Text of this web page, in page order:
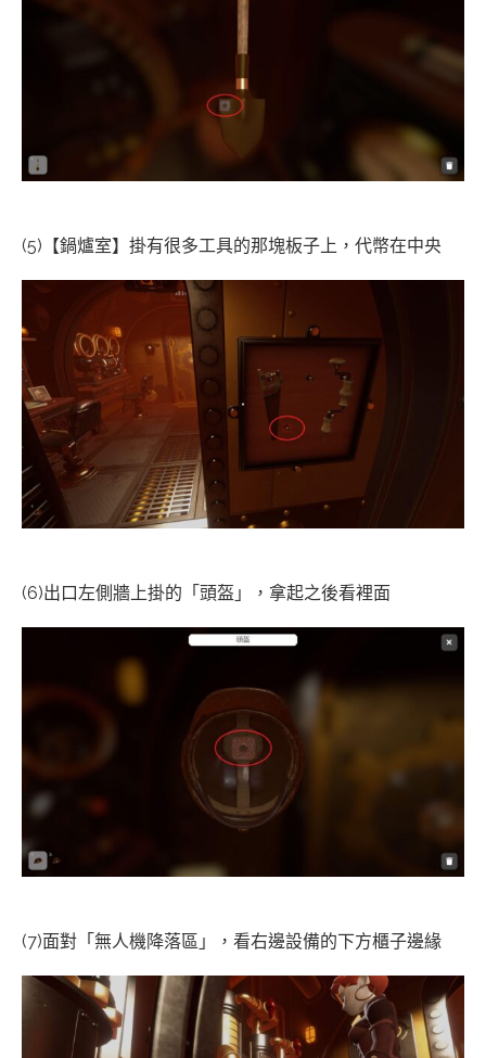
(5)【鍋爐室】掛有很多工具的那塊板子上，代幣在中央
(6)出口左側牆上掛的「頭盔」，拿起之後看裡面
(7)面對「無人機降落區」，看右邊設備的下方櫃子邊緣